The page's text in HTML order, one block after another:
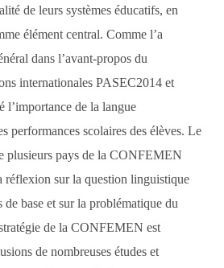
de leurs systèmes éducatifs, en
élément central. Comme l’a
dans l’avant-propos du
internationales PASEC2014 et
l’importance de la langue
performances scolaires des élèves. Le
plusieurs pays de la CONFEMEN
réflexion sur la question linguistique
de base et sur la problématique du
de la CONFEMEN est
de nombreuses études et